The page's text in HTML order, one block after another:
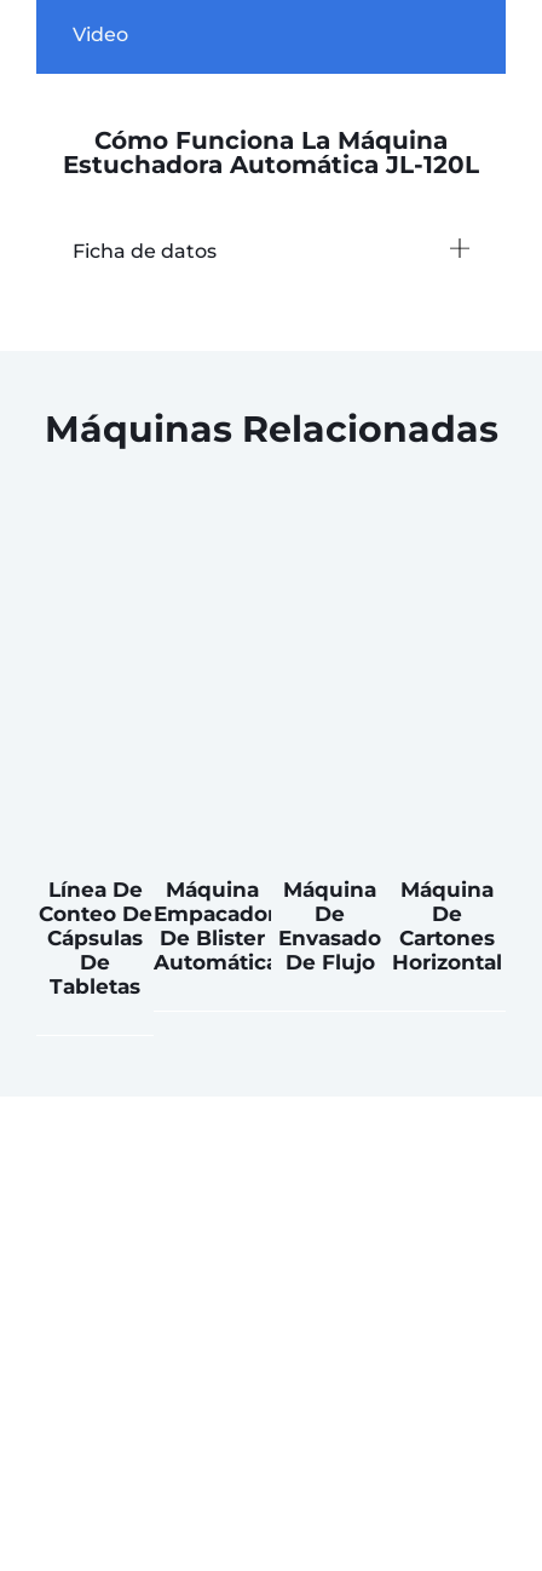
Video
Cómo Funciona La Máquina
Estuchadora Automática JL-120L
Ficha de datos
Máquinas Relacionadas
Línea De
Conteo De
Cápsulas
De
Tabletas
Máquina
Empacadora
De Blister
Automática
Máquina
De
Envasado
De Flujo
Máquina
De
Cartones
Horizontal